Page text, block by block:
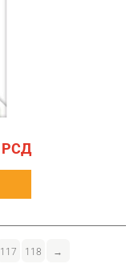
РСД
117 118 →